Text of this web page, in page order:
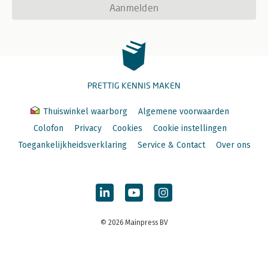
Aanmelden
PRETTIG KENNIS MAKEN
Thuiswinkel waarborg
Algemene voorwaarden
Colofon
Privacy Cookies
Cookie instellingen
Toegankelijkheidsverklaring
Service & Contact Over ons
© 2026 Mainpress BV